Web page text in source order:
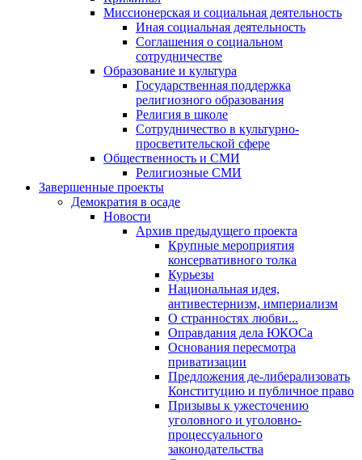
Миссионерская и социальная деятельность
Иная социальная деятельность
Соглашения о социальном
сотрудничестве
Образование и культура
Государственная поддержка
религиозного образования
Религия в школе
Сотрудничество в культурно-
просветительской сфере
Общественность и СМИ
Религиозные СМИ
Завершенные проекты
Демократия в осаде
Новости
Архив предыдущего проекта
Крупные мероприятия
консервативного толка
Курьезы
Национальная идея,
антивестернизм, империализм
О странностях любви...
Оправдания дела ЮКОСа
Основания пересмотра
приватизации
Предложения де-либерализовать
Конституцию и публичное право
Призывы к ужесточению
уголовного и уголовно-
процессуального
законодательства